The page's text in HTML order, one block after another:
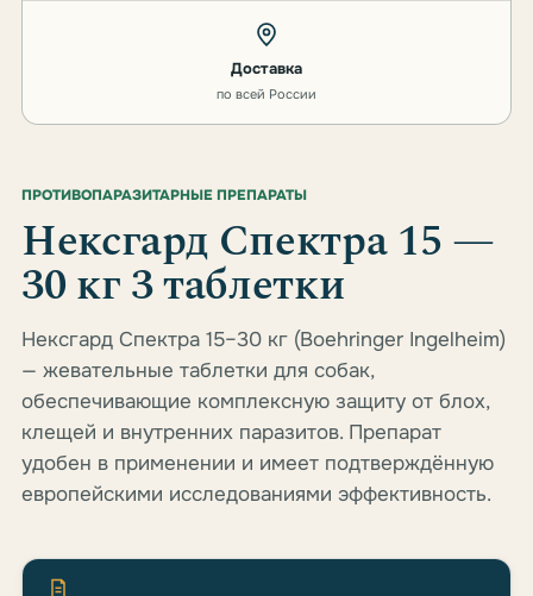
Доставка
по всей России
ПРОТИВОПАРАЗИТАРНЫЕ ПРЕПАРАТЫ
Нексгард Спектра 15 —
30 кг 3 таблетки
Нексгард Спектра 15–30 кг (Boehringer Ingelheim)
— жевательные таблетки для собак,
обеспечивающие комплексную защиту от блох,
клещей и внутренних паразитов. Препарат
удобен в применении и имеет подтверждённую
европейскими исследованиями эффективность.